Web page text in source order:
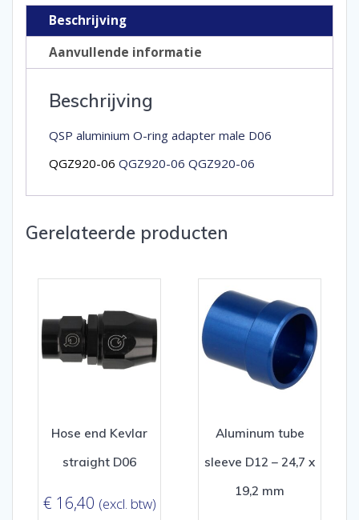
Beschrijving
Aanvullende informatie
Beschrijving
QSP aluminium O-ring adapter male D06
QGZ920-06 QGZ920-06 QGZ920-06
Gerelateerde producten
Hose end Kevlar
straight D06
€ 16,40 (excl. btw)
Aluminum tube
sleeve D12 – 24,7 x
19,2 mm